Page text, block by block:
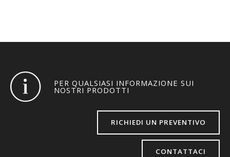
PER QUALSIASI INFORMAZIONE SUI
NOSTRI PRODOTTI
RICHIEDI UN PREVENTIVO
CONTATTACI